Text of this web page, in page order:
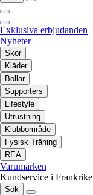
Exklusiva erbjudanden
Nyheter
Skor
Kläder
Bollar
Supporters
Lifestyle
Utrustning
Klubbområde
Fysisk Träning
REA
Varumärken
Kundservice i Frankrike
Sök